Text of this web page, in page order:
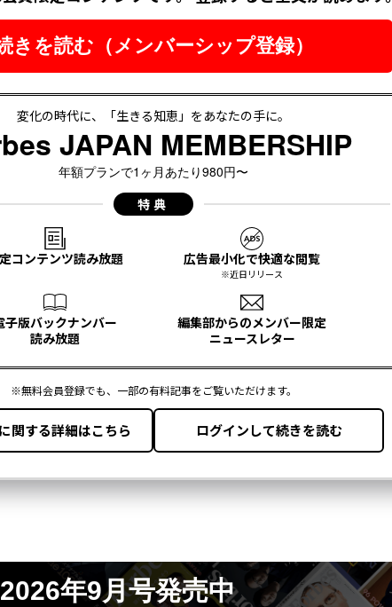
2026年9月号発売中